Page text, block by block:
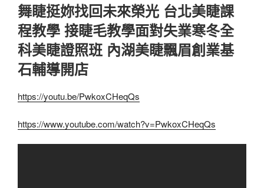
舞睫挺妳找回未來榮光 台北美睫課
程教學 接睫毛教學面對失業寒冬全
科美睫證照班 內湖美睫飄眉創業基
石輔導開店
https://youtu.be/PwkoxCHeqQs
https://www.youtube.com/watch?v=PwkoxCHeqQs